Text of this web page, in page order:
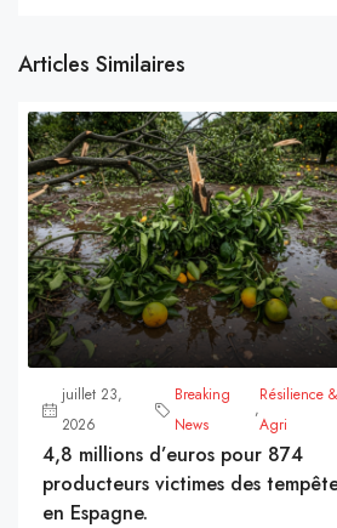
Articles Similaires
juillet 23,
2026
Breaking
News
,
Résilience &
Agri
4,8 millions d’euros pour 874
producteurs victimes des
en Espagne.